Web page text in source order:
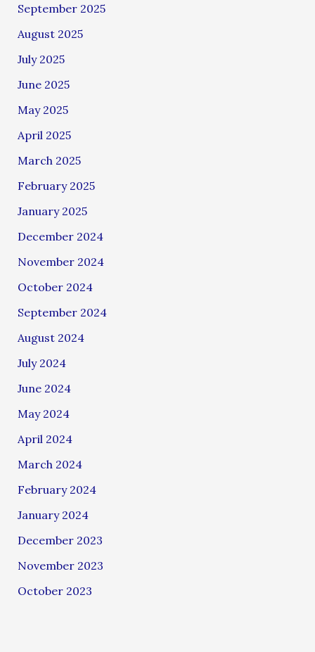
September 2025
August 2025
July 2025
June 2025
May 2025
April 2025
March 2025
February 2025
January 2025
December 2024
November 2024
October 2024
September 2024
August 2024
July 2024
June 2024
May 2024
April 2024
March 2024
February 2024
January 2024
December 2023
November 2023
October 2023